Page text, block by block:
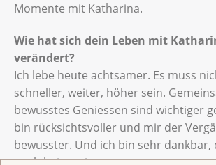
Momente mit Katharina.
Wie hat sich dein Leben mit
verändert?
Ich lebe heute achtsamer. Es muss
schneller, weiter, höher sein.
bewusstes Geniessen sind wichtiger
bin rücksichtsvoller und mir der
bewusster. Und ich bin sehr dankbar,